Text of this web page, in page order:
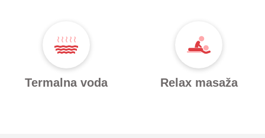
Termalna voda Relax masaža